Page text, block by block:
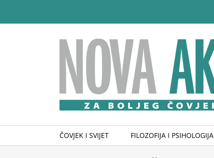
content
ČOVJEK I SVIJET FILOZOFIJA I PSIHOLOGIJA